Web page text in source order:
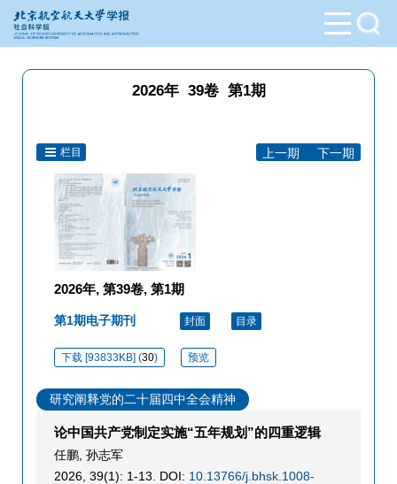
2026年 39卷 第1期
栏目 上一期 下一期
2026年, 第39卷, 第1期
第1期电子期刊 封面 目录
下载 [93833KB] (30) 预览
研究阐释党的二十届四中全会精神
论中国共产党制定实施“五年规划”的四重逻辑
任鹏 孙志军
2026, 39(1): 1-13.
DOI: 10.13766/j.bhsk.1008-